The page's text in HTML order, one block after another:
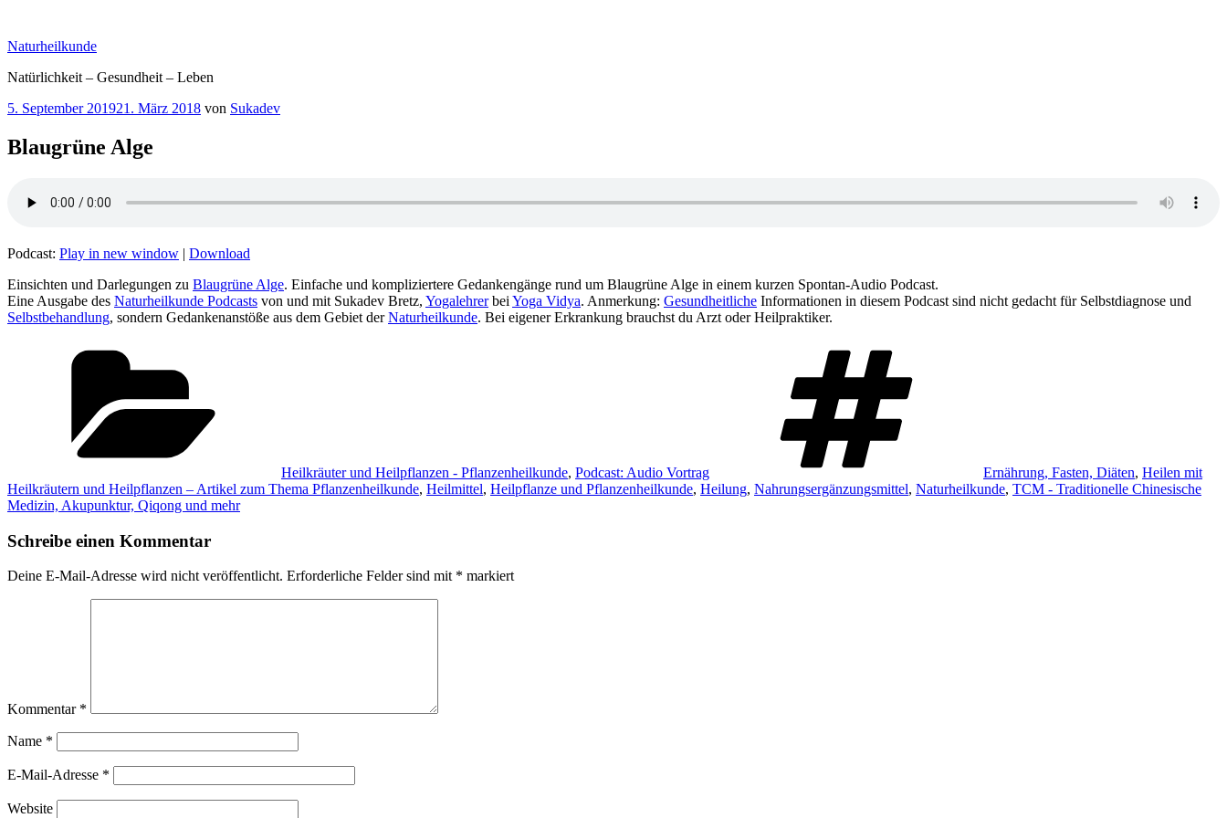
springen
Naturheilkunde
Natürlichkeit – Gesundheit – Leben
Veröffentlicht
5. September 201921. März 2018 von Sukadev
Blaugrüne Alge
Podcast: Play in new window | Download
Einsichten und Darlegungen zu Blaugrüne Alge. Einfache und kompliziertere Gedankengänge rund um Blaugrüne Alge in einem kurzen Spontan-Audio Podcast.
Eine Ausgabe des Naturheilkunde Podcasts von und mit Sukadev Bretz, Yogalehrerbei Yoga Vidya. Anmerkung: Gesundheitliche Informationen in diesem Podcast sind nicht gedacht für Selbstdiagnose und
Selbstbehandlung, sondern Gedankenanstöße aus dem Gebiet derNaturheilkunde. Bei eigener Erkrankung brauchst du Arzt oder Heilpraktiker.
Heilkräuter und Heilpflanzen - Pflanzenheilkunde, Podcast: Audio Vortrag Ernährung, Fasten, Diäten, Heilen mit
Heilkräutern und Heilpflanzen – Artikel zum Thema Pflanzenheilkunde, Heilmittel, Heilpflanze und Pflanzenheilkunde, Heilung, Nahrungsergänzungsmittel, Naturheilkunde, TCM - Traditionelle Chinesische
Medizin, Akupunktur, Qiqong und mehr
Schreibe einen Kommentar
Deine E-Mail-Adresse wird nicht veröffentlicht. Erforderliche Felder sind mit * markiert
Kommentar *
Name *
E-Mail-Adresse *
Website